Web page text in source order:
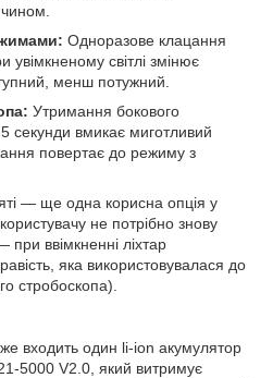
Одноразове клацання
увімкненому світлі змінює
менш потужний.
Утримання бокового
секунди вмикає миготливий
повертає до режиму з
— ще одна корисна опція у
не потрібно знову
ввімкненні ліхтар
яка використовувалася до
стробоскопа).
входить один li-ion акумулятор
5000 V2.0, який витримує